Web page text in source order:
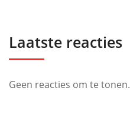
Laatste reacties
Geen reacties om te tonen.